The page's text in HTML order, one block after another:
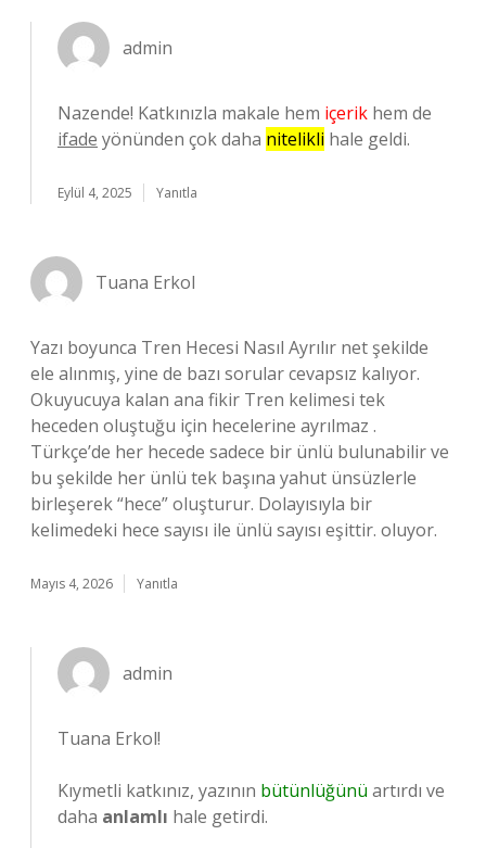
admin
Nazende! Katkınızla makale hem içerik hem de
ifade yönünden çok daha nitelikli hale geldi.
Eylül 4, 2025 Yanıtla
Tuana Erkol
Yazı boyunca Tren Hecesi Nasıl Ayrılır net şekilde
ele alınmış, yine de bazı sorular cevapsız kalıyor.
Okuyucuya kalan ana fikir Tren kelimesi tek
heceden oluştuğu için hecelerine ayrılmaz .
Türkçe’de her hecede sadece bir ünlü bulunabilir ve
bu şekilde her ünlü tek başına yahut ünsüzlerle
birleşerek “hece” oluşturur. Dolayısıyla bir
kelimedeki hece sayısı ile ünlü sayısı eşittir. oluyor.
Mayıs 4, 2026 Yanıtla
admin
Tuana Erkol!
Kıymetli katkınız, yazının bütünlüğünü artırdı ve
daha anlamlı hale getirdi.